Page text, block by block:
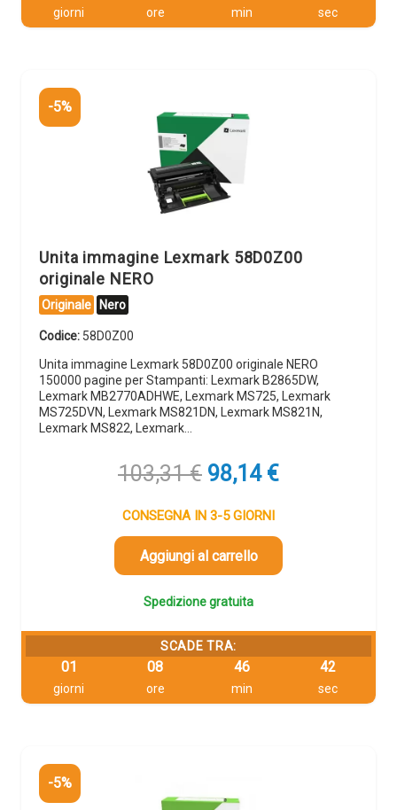
giorni ore min sec
-5%
Unita immagine Lexmark 58D0Z00
originale NERO
Originale Nero
Codice: 58D0Z00
Unita immagine Lexmark 58D0Z00 originale NERO
150000 pagine per Stampanti: Lexmark B2865DW,
Lexmark MB2770ADHWE, Lexmark MS725, Lexmark
MS725DVN, Lexmark MS821DN, Lexmark MS821N,
Lexmark MS822, Lexmark…
103,31€ Il
originale
era:
103,31 €.
98,14 €Il
è:
CONSEGNA IN 3-5 GIORNI
Aggiungi al carrello
Spedizione gratuita
SCADE TRA:
01
giorni
08
ore
46
min
42
sec
-5%